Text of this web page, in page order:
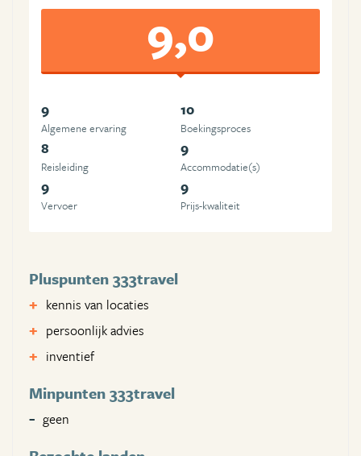
9,0
9
Algemene ervaring
10
Boekingsproces
8
Reisleiding
9
Accommodatie(s)
9
Vervoer
9
Prijs-kwaliteit
Pluspunten 333travel
kennis van locaties
persoonlijk advies
inventief
Minpunten 333travel
geen